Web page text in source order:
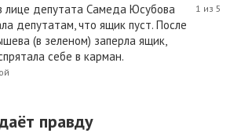
лице депутата Самеда Юсубова
депутатам, что ящик пуст. После
(в зеленом) заперла ящик,
себе в карман.
1 из 5
правду